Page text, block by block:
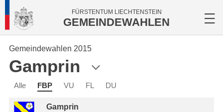
FÜRSTENTUM LIECHTENSTEIN
GEMEINDEWAHLEN
Gemeindewahlen 2015
Gamprin
Alle FBP VU FL DU
Gamprin